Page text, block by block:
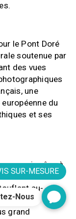
le Pont Doré
soutenue par
des vues
une
du
et ses
en soi grâce à
Guinness
au-
là-haut,
grand
SUR-MESURE
Nous